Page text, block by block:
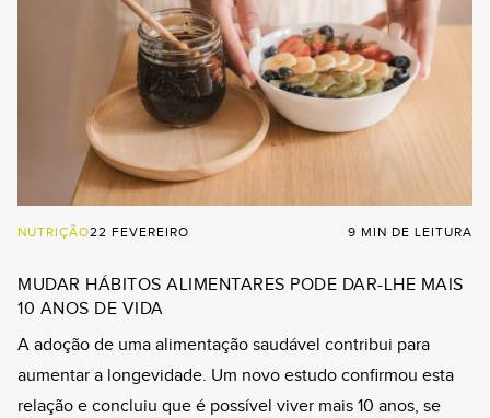
NUTRIÇÃO22 FEVEREIRO 9 MIN DE LEITURA
MUDAR HÁBITOS ALIMENTARES PODE DAR-LHE MAIS
10 ANOS DE VIDA
A adoção de uma alimentação saudável contribui para
aumentar a longevidade. Um novo estudo confirmou esta
relação e concluiu que é possível viver mais 10 anos, se